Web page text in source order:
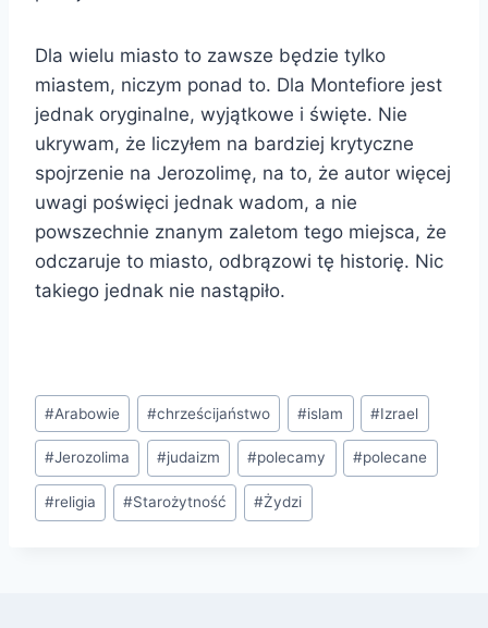
Dla wielu miasto to zawsze będzie tylko
miastem, niczym ponad to. Dla Montefiore jest
jednak oryginalne, wyjątkowe i święte. Nie
ukrywam, że liczyłem na bardziej krytyczne
spojrzenie na Jerozolimę, na to, że autor więcej
uwagi poświęci jednak wadom, a nie
powszechnie znanym zaletom tego miejsca, że
odczaruje to miasto, odbrązowi tę historię. Nic
takiego jednak nie nastąpiło.
Tagi
wpisu:
#Arabowie #chrześcijaństwo #islam #Izrael
#Jerozolima #judaizm #polecamy #polecane
#religia #Starożytność #Żydzi